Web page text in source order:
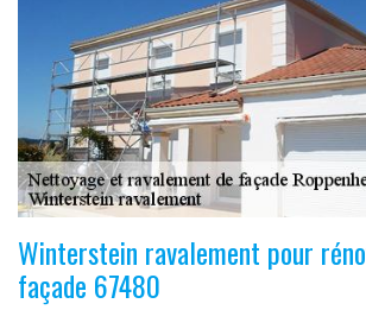
Winterstein ravalement pour
façade 67480